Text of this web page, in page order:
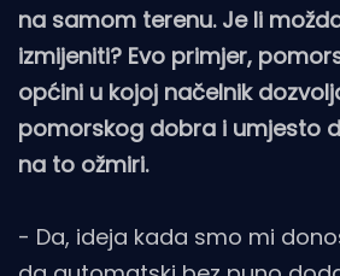
na samom terenu. Je li
izmijeniti? Evo primjer,
općini u kojoj načelnik
pomorskog dobra i umjesto
na to ožmiri.
- Da, ideja kada smo mi